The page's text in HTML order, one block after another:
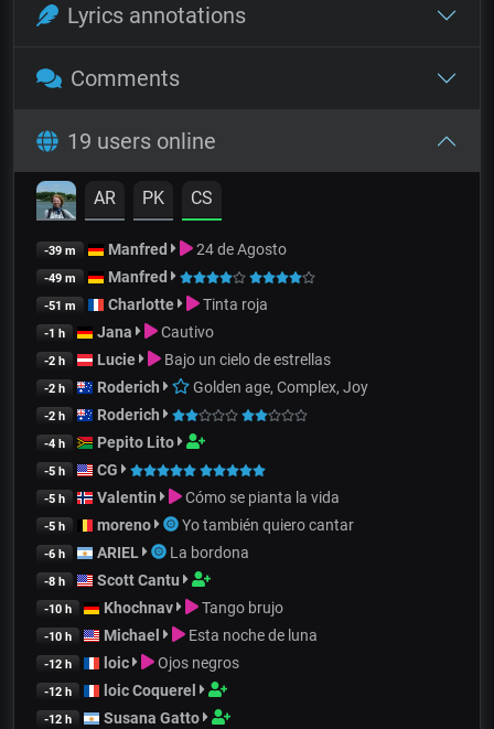
Lyrics annotations
Comments
19 users online
AR PK CS
-39 m Manfred 24 de Agosto
-49 m Manfred
-51 m Charlotte Tinta roja
-1 h Jana Cautivo
-2 h Lucie Bajo un cielo de estrellas
-2 h Roderich Golden age, Complex, Joy
-2 h Roderich
-4 h Pepito Lito
-5 h CG
-5 h Valentin Cómo se pianta la vida
-5 h moreno Yo también quiero cantar
-6 h ARIEL La bordona
-8 h Scott Cantu
-10 h Khochnav Tango brujo
-10 h Michael Esta noche de luna
-12 h loic Ojos negros
-12 h loic Coquerel
-12 h Susana Gatto